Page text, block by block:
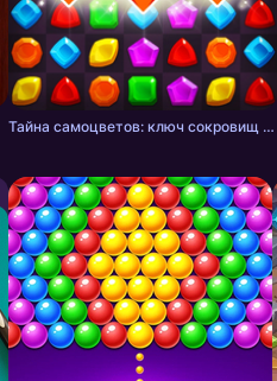
Тайна самоцветов: ключ сокровищ - три в ряд